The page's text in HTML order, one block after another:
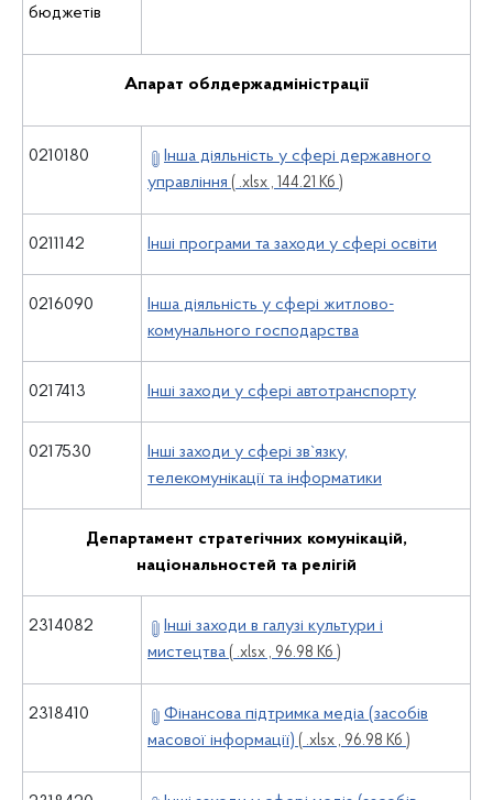
бюджетів
Апарат облдержадміністрації
0210180
Інша діяльність у сфері державного
управління ( .xlsx , 144.21 Кб )
0211142 Інші програми та заходи у сфері освіти
0216090
Інша діяльність у сфері житлово-
комунального господарства
0217413 Інші заходи у сфері автотранспорту
0217530
Інші заходи у сфері зв`язку,
телекомунікації та інформатики
Департамент стратегічних комунікацій,
національностей та релігій
2314082
Інші заходи в галузі культури і
мистецтва ( .xlsx , 96.98 Кб )
2318410
Фінансова підтримка медіа (засобів
масової інформації) ( .xlsx , 96.98 Кб )